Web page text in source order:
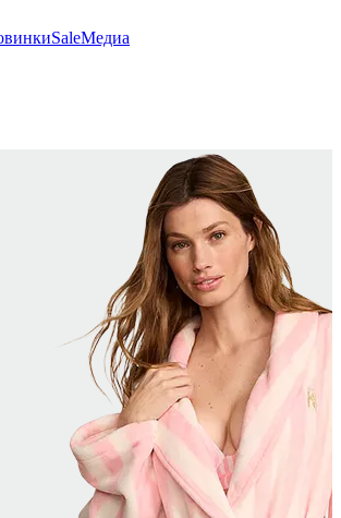
SaleМедиа